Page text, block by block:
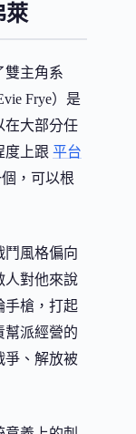
萊
雙主角系
Frye）是
在大部分任
度上跟 平台
，可以根
鬥風格偏向
人對他來說
手槍，打起
幫派經營的
爭、解放被